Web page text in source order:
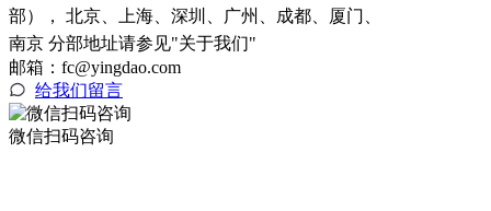
部）， 北京、上海、深圳、广州、成都、厦门、
南京 分部地址请参见"关于我们"
邮箱：fc@yingdao.com
给我们留言
微信扫码咨询